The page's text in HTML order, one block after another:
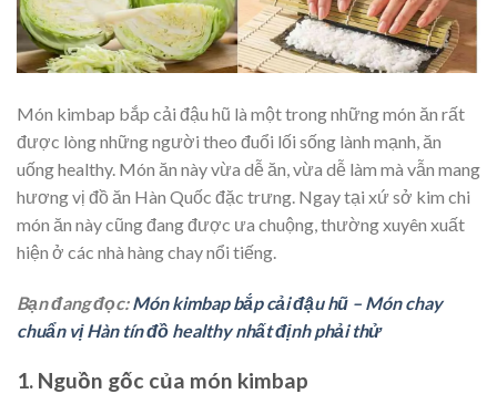
Món kimbap bắp cải đậu hũ là một trong những món ăn rất
được lòng những người theo đuổi lối sống lành mạnh, ăn
uống healthy. Món ăn này vừa dễ ăn, vừa dễ làm mà vẫn mang
hương vị đồ ăn Hàn Quốc đặc trưng. Ngay tại xứ sở kim chi
món ăn này cũng đang được ưa chuộng, thường xuyên xuất
hiện ở các nhà hàng chay nổi tiếng.
Bạn đang đọc:Món kimbap bắp cải đậu hũ – Món chay
chuẩn vị Hàn tín đồ healthy nhất định phải thử
1. Nguồn gốc của món kimbap